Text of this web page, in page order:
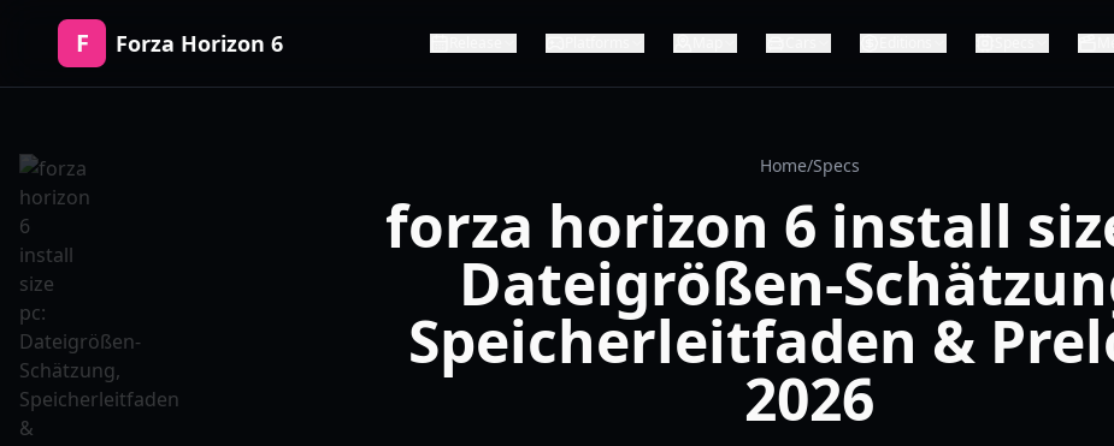
F Forza Horizon 6
Home/Specs
forza horizon 6 install
Dateigrößen-
Speicherleitfaden &
2026